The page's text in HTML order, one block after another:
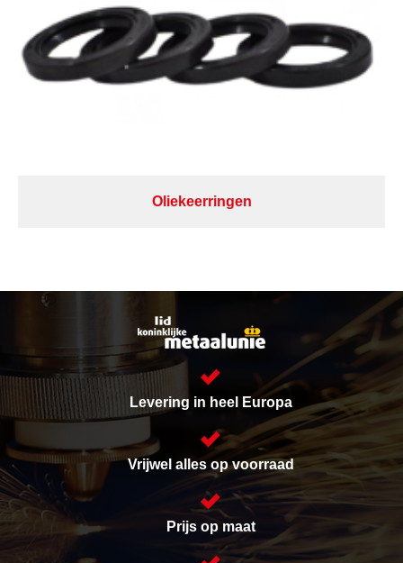
Oliekeerringen
Levering in heel Europa
Vrijwel alles op voorraad
Prijs op maat